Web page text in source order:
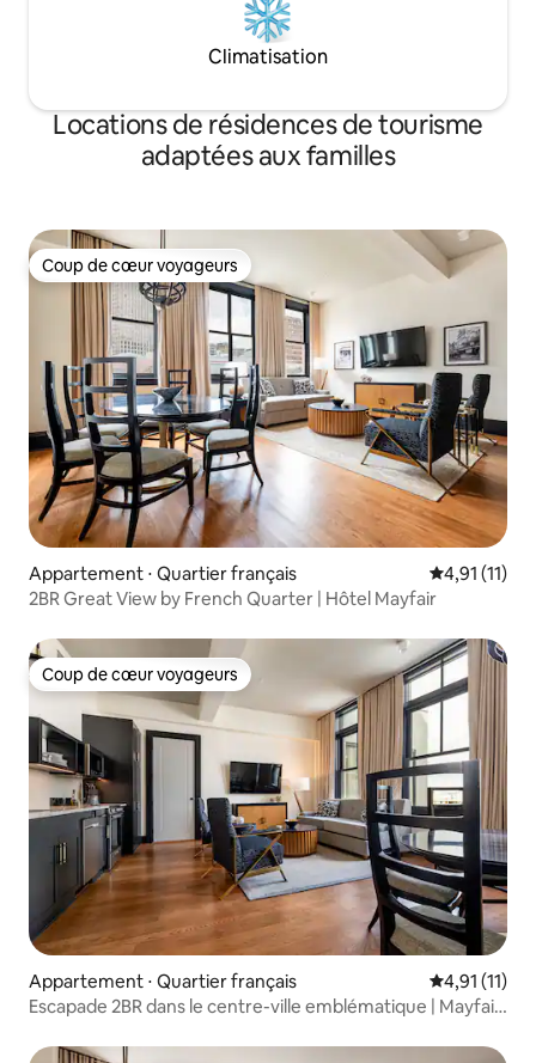
Climatisation
Locations de résidences de tourisme
adaptées aux familles
Coup de cœur voyageurs
Coup de cœur voyageurs
Appartement ⋅ Quartier français Évaluation
4,91 (11)
2BR Great View by French Quarter | Hôtel Mayfair
Coup de cœur voyageurs
Coup de cœur voyageurs
Appartement ⋅ Quartier français Évaluation
4,91 (11)
Escapade 2BR dans le centre-ville emblématique | Mayfair